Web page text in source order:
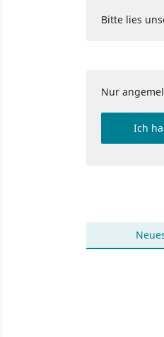
Bitte lies
Nur
Ich